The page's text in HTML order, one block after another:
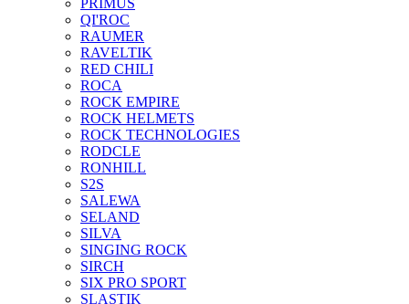
PRIMUS
QI'ROC
RAUMER
RAVELTIK
RED CHILI
ROCA
ROCK EMPIRE
ROCK HELMETS
ROCK TECHNOLOGIES
RODCLE
RONHILL
S2S
SALEWA
SELAND
SILVA
SINGING ROCK
SIRCH
SIX PRO SPORT
SLASTIK